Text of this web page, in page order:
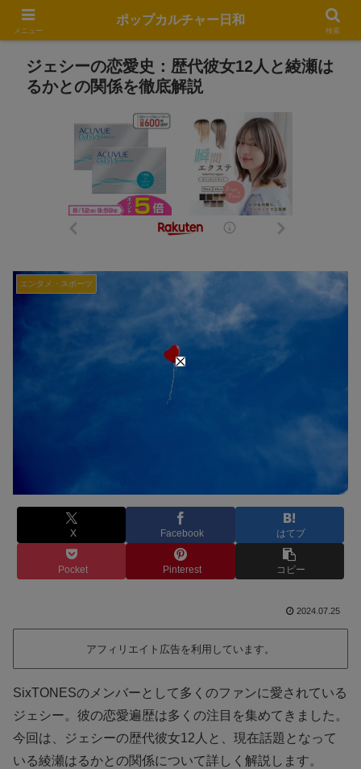
ジェシーの恋愛史：歴代彼女12人と綾瀬は
るかとの関係を徹底解説
エンタメ・スポーツ
X Facebook はてブ
Pocket Pinterest コピー
2024.07.25
アフィリエイト広告を利用しています。
SixTONESのメンバーとして多くのファンに愛されている
ジェシー。彼の恋愛遍歴は多くの注目を集めてきました。
今回は、ジェシーの歴代彼女12人と、現在話題となって
いる綾瀬はるかとの関係について詳しく解説します。
メニュー
ポップカルチャー日和
検索